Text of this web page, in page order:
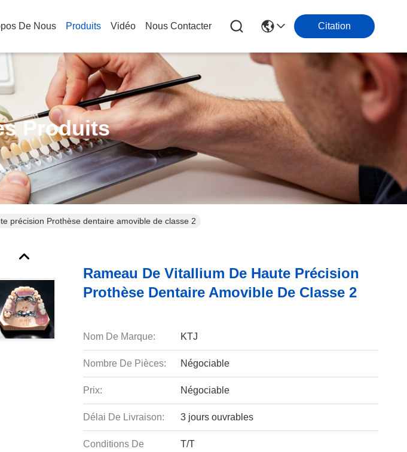
De Nous Produits Vidéo Nous Contacter Citation
Produits
précision Prothèse dentaire amovible de classe 2
Rameau De Vitallium De Haute Précision
Prothèse Dentaire Amovible De Classe 2
Nom De Marque: KTJ
Nombre De Pièces: Négociable
Prix: Négociable
Délai De Livraison: 3 jours ouvrables
Conditions De
T/T